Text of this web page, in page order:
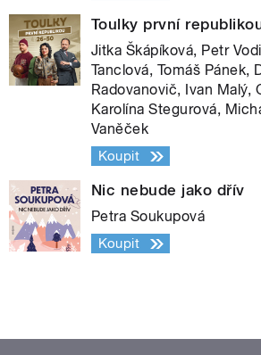
Toulky první
Jitka Škápíková, Petr
Tanclová, Tomáš Pánek,
Radovanovič, Ivan Malý,
Karolína Stegurová,
Vaněček
Koupit
Nic nebude jako dřív
Petra Soukupová
Koupit